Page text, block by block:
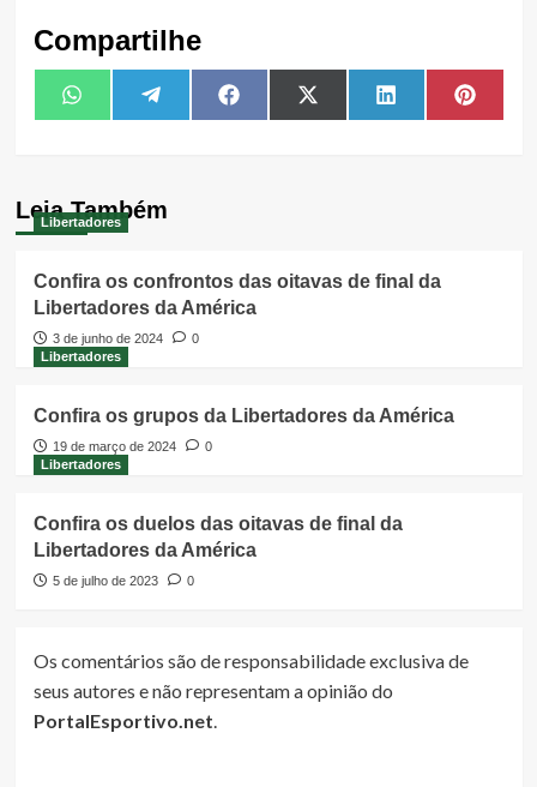
Compartilhe
Share
on
WhatsAppShare
on
TelegramShare
on
FacebookShare
on
X
(Twitter)
Share
on
LinkedIn Share
on
Leia Também
Libertadores
Confira os confrontos das oitavas de final da
Libertadores da América
3 de junho de 2024
0
Libertadores
Confira os grupos da Libertadores da América
19 de março de 2024
0
Libertadores
Confira os duelos das oitavas de final da
Libertadores da América
5 de julho de 2023 0
Os comentários são de responsabilidade exclusiva de
seus autores e não representam a opinião do
PortalEsportivo.net.